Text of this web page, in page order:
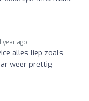
year ago
alles liep zoals
weer prettig